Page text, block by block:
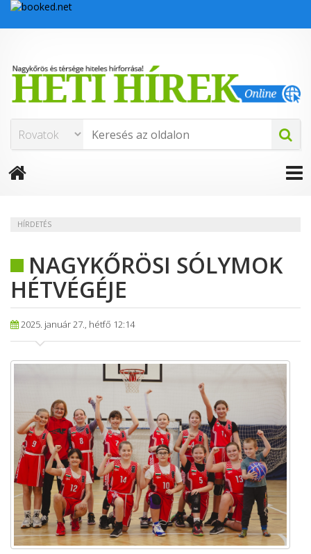
HÍRDETÉS
NAGYKŐRÖSI SÓLYMOK
HÉTVÉGÉJE
2025. január 27., hétfő 12:14